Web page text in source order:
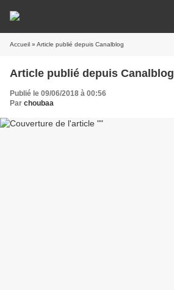
Accueil » Article publié depuis Canalblog
Article publié depuis Canalblog
Publié le 09/06/2018 à 00:56
Par choubaa